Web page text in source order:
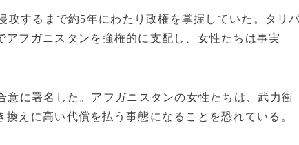
するまで約5年にわたり政権を掌握していた。タリ
フガニスタンを強権的に支配し、女性たちは事実
に署名した。アフガニスタンの女性たちは、武力衝
えに高い代償を払う事態になることを恐れている。